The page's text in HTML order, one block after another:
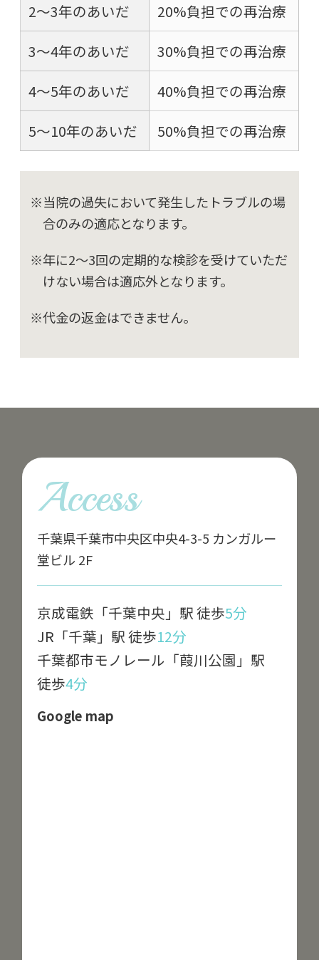
2～3年のあいだ
20%負担での再治療
3～4年のあいだ
30%負担での再治療
4～5年のあいだ
40%負担での再治療
5～10年のあいだ
50%負担での再治療
※当院の過失において発生したトラブルの場
合のみの適応となります。
※年に2～3回の定期的な検診を受けていただ
けない場合は適応外となります。
※代金の返金はできません。
Access
千葉県千葉市中央区中央4-3-5 カンガルー
堂ビル 2F
京成電鉄「千葉中央」駅 徒歩5分
JR「千葉」駅 徒歩12分
千葉都市モノレール「葭川公園」駅
徒歩4分
Google map